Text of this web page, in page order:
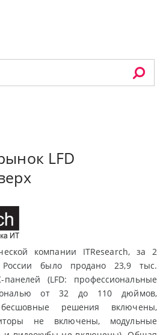
LFD
компании ITResearch, за 2
было продано 23,9 тыс.
(LFD: профессиональные
от 32 до 110 дюймов,
решения включены,
не включены, модульные